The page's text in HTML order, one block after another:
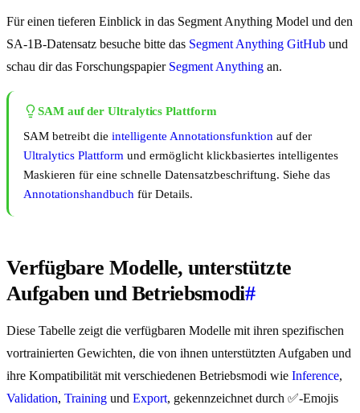
Für einen tieferen Einblick in das Segment Anything Model und den
SA-1B-Datensatz besuche bitte das Segment Anything GitHub und
schau dir das Forschungspapier Segment Anything an.
SAM auf der Ultralytics Plattform
SAM betreibt die intelligente Annotationsfunktion auf der
Ultralytics Plattform und ermöglicht klickbasiertes intelligentes
Maskieren für eine schnelle Datensatzbeschriftung. Siehe das
Annotationshandbuch für Details.
Verfügbare Modelle, unterstützte
Aufgaben und Betriebsmodi#
Diese Tabelle zeigt die verfügbaren Modelle mit ihren spezifischen
vortrainierten Gewichten, die von ihnen unterstützten Aufgaben und
ihre Kompatibilität mit verschiedenen Betriebsmodi wie Inference,
Validation, Training und Export, gekennzeichnet durch ✅-Emojis